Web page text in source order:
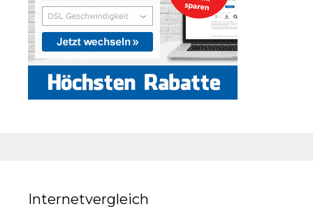
Internetvergleich